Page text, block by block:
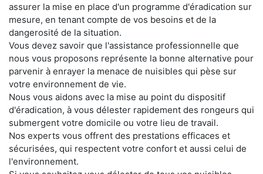
assurer la mise en place d'un programme d'éradication sur
mesure, en tenant compte de vos besoins et de la
dangerosité de la situation.
Vous devez savoir que l'assistance professionnelle que
nous vous proposons représente la bonne alternative pour
parvenir à enrayer la menace de nuisibles qui pèse sur
votre environnement de vie.
Nous vous aidons avec la mise au point du dispositif
d'éradication, à vous délester rapidement des rongeurs qui
submergent votre domicile ou votre lieu de travail.
Nos experts vous offrent des prestations efficaces et
sécurisées, qui respectent votre confort et aussi celui de
l'environnement.